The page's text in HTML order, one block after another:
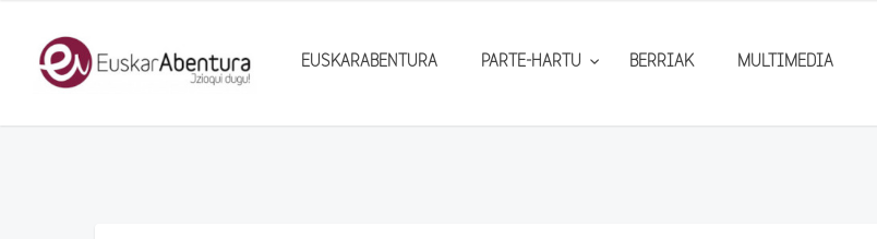
EUSKARABENTURA PARTE-HARTU BERRIAK MULTIMEDIA